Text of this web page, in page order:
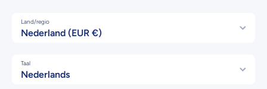
Land/regio
Nederland (EUR €)
Taal
Nederlands